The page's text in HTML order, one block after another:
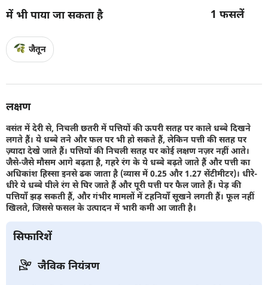
में भी पाया जा सकता है 1 फसलें
जैतून
लक्षण
वसंत में देरी से, निचली छतरी में पत्तियों की ऊपरी सतह पर काले धब्बे दिखने
लगते हैं। ये धब्बे तने और फल पर भी हो सकते हैं, लेकिन पत्ती की सतह पर
ज़्यादा देखे जाते हैं। पत्तियों की निचली सतह पर कोई लक्षण नज़र नहीं आते।
जैसे-जैसे मौसम आगे बढ़ता है, गहरे रंग के ये धब्बे बढ़ते जाते हैं और पत्ती का
अधिकांश हिस्सा इनसे ढक जाता है (व्यास में 0.25 और 1.27 सेंटीमीटर)। धीरे-
धीरे ये धब्बे पीले रंग से घिर जाते हैं और पूरी पत्ती पर फैल जाते हैं। पेड़ की
पत्तियाँ झड़ सकती हैं, और गंभीर मामलों में टहनियाँ सूखने लगती हैं। फूल नहीं
खिलते, जिससे फसल के उत्पादन में भारी कमी आ जाती है।
सिफारिशें
जैविक नियंत्रण